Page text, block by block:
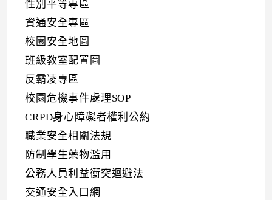
性別平等專區
資通安全專區
校園安全地圖
班級教室配置圖
反霸凌專區
校園危機事件處理SOP
CRPD身心障礙者權利公約
職業安全相關法規
防制學生藥物濫用
公務人員利益衝突迴避法
交通安全入口網